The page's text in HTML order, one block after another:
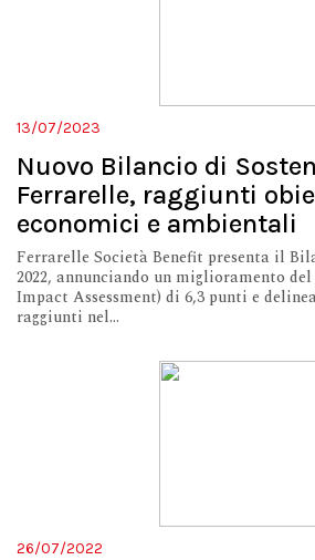
13/07/2023
Nuovo Bilancio di
Ferrarelle, raggiunti
economici e ambientali
Ferrarelle Società Benefit presenta il
2022, annunciando un miglioramento
Impact Assessment) di 6,3 punti e
raggiunti nel...
26/07/2022